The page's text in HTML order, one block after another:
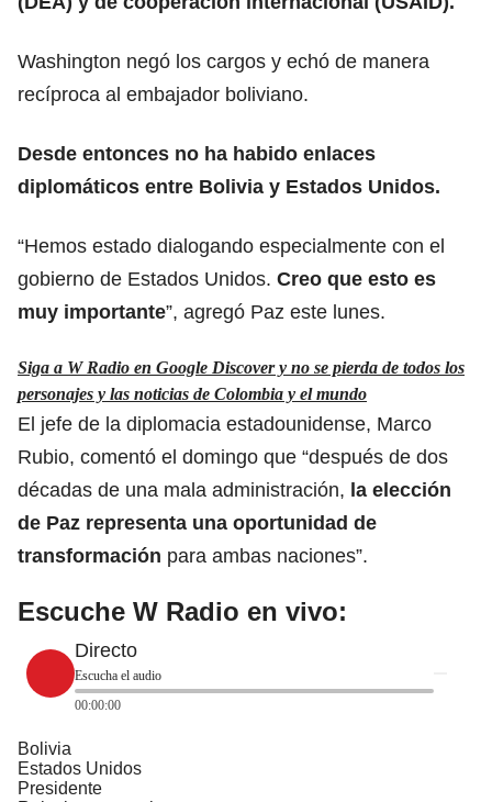
Washington negó los cargos y echó de manera
recíproca al embajador boliviano.
Desde entonces no ha habido enlaces
diplomáticos entre Bolivia y Estados Unidos.
“Hemos estado dialogando especialmente con el
gobierno de Estados Unidos. Creo que esto es
muy importante”, agregó Paz este lunes.
Siga a W Radio en Google Discover y no se pierda de todos los
personajes y las noticias de Colombia y el mundo
El jefe de la diplomacia estadounidense, Marco
Rubio, comentó el domingo que “después de dos
décadas de una mala administración, la elección
de Paz representa una oportunidad de
transformación para ambas naciones”.
Escuche W Radio en vivo:
Directo
Escucha el audio
00:00:00
Bolivia
Estados Unidos
Presidente